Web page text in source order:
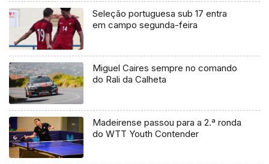
Seleção portuguesa sub 17 entra
em campo segunda-feira
Miguel Caires sempre no comando
do Rali da Calheta
Madeirense passou para a 2.ª ronda
do WTT Youth Contender